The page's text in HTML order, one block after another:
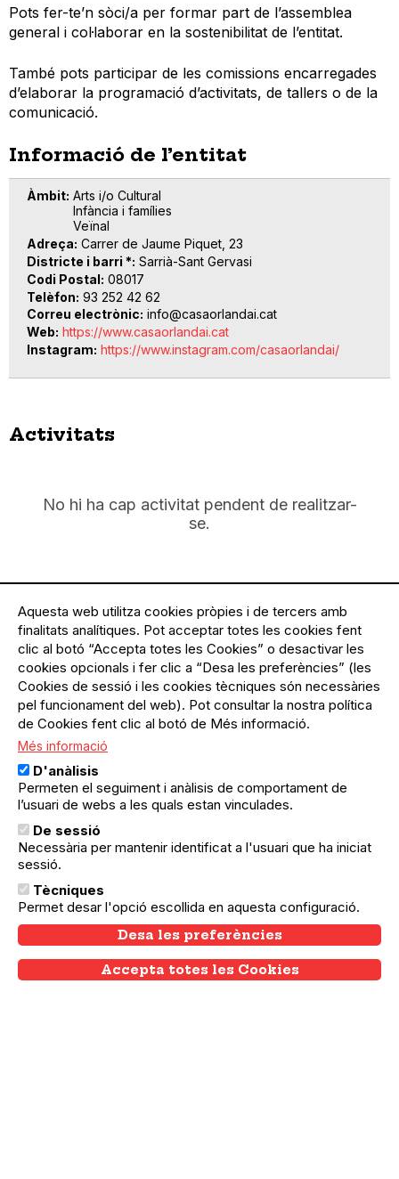
Pots fer-te’n sòci/a per formar part de l’assemblea
general i col·laborar en la sostenibilitat de l’entitat.
També pots participar de les comissions encarregades
d’elaborar la programació d’activitats, de tallers o de la
comunicació.
Informació de l’entitat
Àmbit Arts i/o Cultural
Infància i famílies
Veïnal
Adreça Carrer de Jaume Piquet, 23
Districte i barri * Sarrià-Sant Gervasi
Codi Postal 08017
Telèfon 93 252 42 62
Correu electrònic info@casaorlandai.cat
Web https://www.casaorlandai.cat
Instagram https://www.instagram.com/casaorlandai/
Activitats
No hi ha cap activitat pendent de realitzar-
se.
Activitats en què col·labora
L’agenda del teixit
associatiu i comunitari de
Barcelona
Amb el suport de:
Mitjà de Comunicació associat amb:
Aquesta web utilitza cookies pròpies i de tercers amb
finalitats analítiques. Pot acceptar totes les cookies fent
clic al botó “Accepta totes les Cookies” o desactivar les
cookies opcionals i fer clic a “Desa les preferències” (les
Cookies de sessió i les cookies tècniques són necessàries
pel funcionament del web). Pot consultar la nostra política
de Cookies fent clic al botó de Més informació.
Més informació
D'anàlisis
Permeten el seguiment i anàlisis de comportament de
l’usuari de webs a les quals estan vinculades.
De sessió
Necessària per mantenir identificat a l'usuari que ha iniciat
sessió.
Tècniques
Permet desar l'opció escollida en aquesta configuració.
Desa les preferències
Accepta totes les Cookies
Withdraw consent